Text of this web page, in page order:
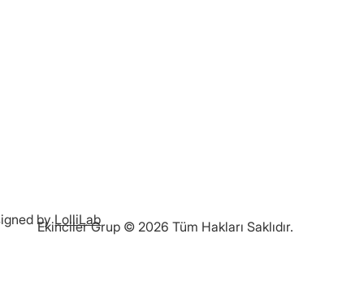
Ekinciler Grup © 2026 Tüm Hakları Saklıdır.
byLolliLab